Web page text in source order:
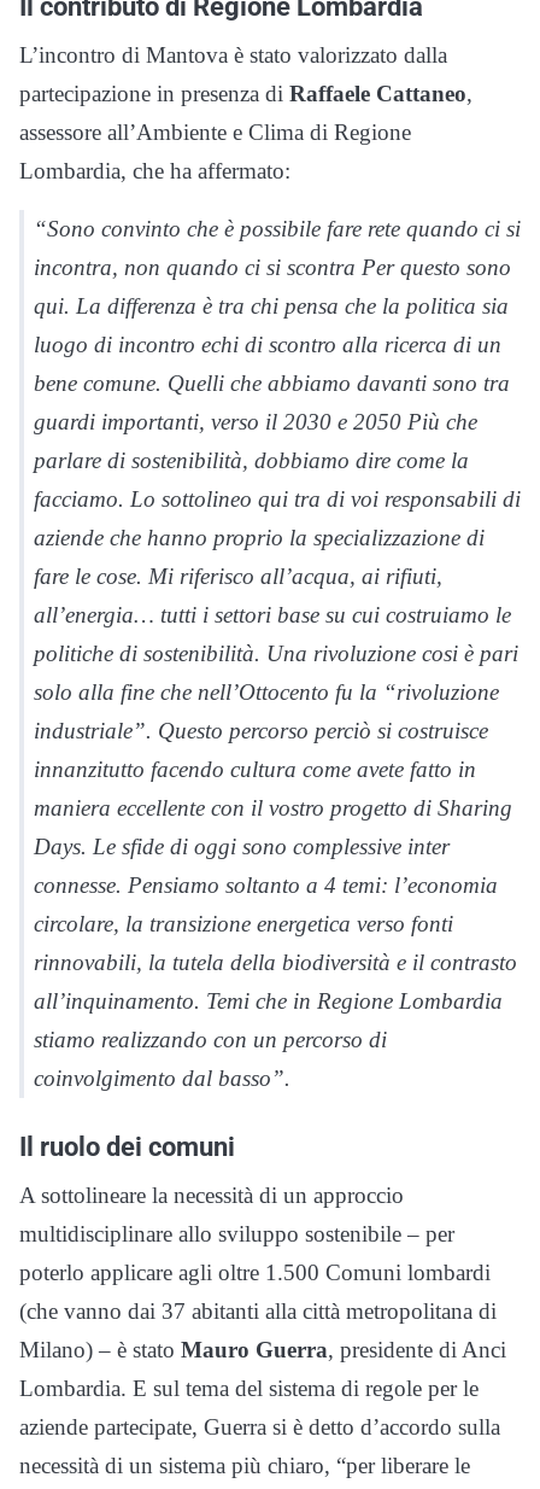
L’incontro di Mantova è stato valorizzato dalla
partecipazione in presenza di Raffaele Cattaneo,
assessore all’Ambiente e Clima di Regione
Lombardia, che ha affermato:
“Sono convinto che è possibile fare rete quando ci si
incontra, non quando ci si scontra Per questo sono
qui. La differenza è tra chi pensa che la politica sia
luogo di incontro echi di scontro alla ricerca di un
bene comune. Quelli che abbiamo davanti sono tra
guardi importanti, verso il 2030 e 2050 Più che
parlare di sostenibilità, dobbiamo dire come la
facciamo. Lo sottolineo qui tra di voi responsabili di
aziende che hanno proprio la specializzazione di
fare le cose. Mi riferisco all’acqua, ai rifiuti,
all’energia… tutti i settori base su cui costruiamo le
politiche di sostenibilità. Una rivoluzione cosi è pari
solo alla fine che nell’Ottocento fu la “rivoluzione
industriale”. Questo percorso perciò si costruisce
innanzitutto facendo cultura come avete fatto in
maniera eccellente con il vostro progetto di Sharing
Days. Le sfide di oggi sono complessive inter
connesse. Pensiamo soltanto a 4 temi: l’economia
circolare, la transizione energetica verso fonti
rinnovabili, la tutela della biodiversità e il contrasto
all’inquinamento. Temi che in Regione Lombardia
stiamo realizzando con un percorso di
coinvolgimento dal basso”.
Il ruolo dei comuni
A sottolineare la necessità di un approccio
multidisciplinare allo sviluppo sostenibile – per
poterlo applicare agli oltre 1.500 Comuni lombardi
(che vanno dai 37 abitanti alla città metropolitana di
Milano) – è stato Mauro Guerra, presidente di Anci
Lombardia. E sul tema del sistema di regole per le
aziende partecipate, Guerra si è detto d’accordo sulla
necessità di un sistema più chiaro, “per liberare le